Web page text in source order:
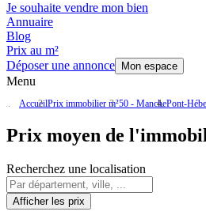
Je souhaite vendre mon bien
Annuaire
Blog
Prix au m²
Déposer une annonce
Mon espace
Menu
AccueilPrix immobilier m²50 - ManchePont-
Prix moyen de
Recherchez une localisation
Afficher les prix